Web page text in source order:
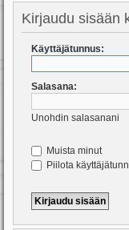
Kirjaudu sisään
Käyttäjätunnus:
Salasana:
Unohdin salasanani
Muista minut
Piilota